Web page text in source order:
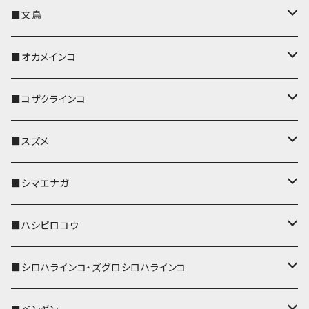
キーカバー
キーホルダー
パスケース
リール付きストラップ
リールのみ
ストラップ付
IDカードホルダー
キーケース
名刺入れ・カードケース
■文鳥
キーカバー
キーホルダー
パスケース
リール付きストラップ
リールのみ
ストラップ付
キーケース
名刺入れ・カードケース
■オカメインコ
キーカバー
キーホルダー
パスケース
IDカードホルダー
リール付きストラップ
リールのみ
■コザクラインコ
キーカバー
キーホルダー
パスケース
リール付きストラップ
リールのみ
■スズメ
キーカバー
キーホルダー
パスケース
■シマエナガ
キーカバー
キーホルダー
■ハシビロコウ
キーカバー
■シロハラインコ・ズグロシロハラインコ